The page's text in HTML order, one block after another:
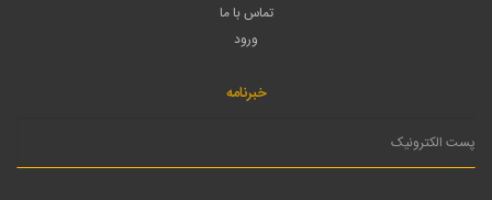
تماس با ما
ورود
خبرنامه